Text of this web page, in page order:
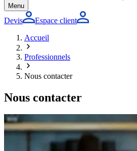
Menu
Devis
Espace client
Accueil
Professionnels
Nous contacter
Nous contacter